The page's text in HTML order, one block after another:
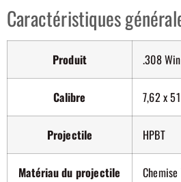
Caractéristiques
Produit .308
Calibre 7,62 x
Projectile HPBT
Matériau du projectile